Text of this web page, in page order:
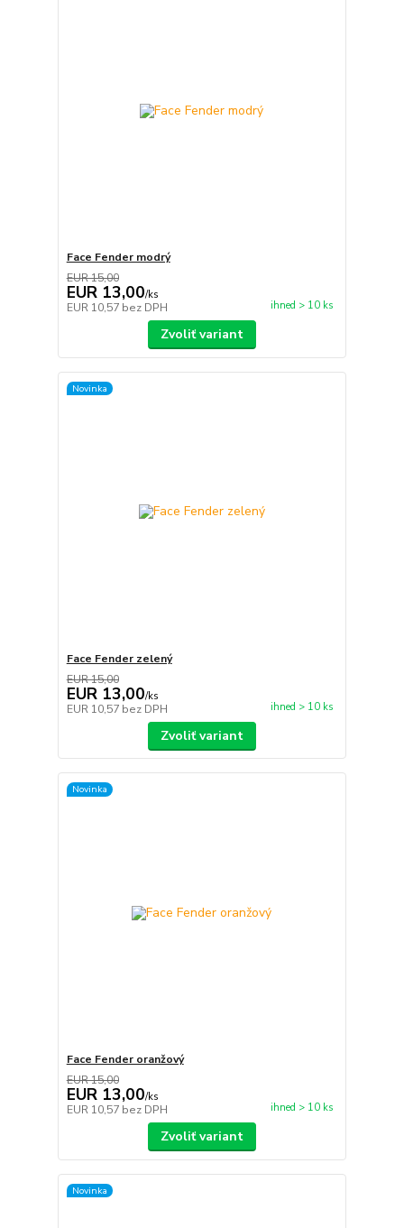
Face Fender modrý
EUR 15,00
EUR 13,00/ks
EUR 10,57 bez DPH ihned > 10 ks
Zvoliť variant
Novinka
Face Fender zelený
EUR 15,00
EUR 13,00/ks
EUR 10,57 bez DPH ihned > 10 ks
Zvoliť variant
Novinka
Face Fender oranžový
EUR 15,00
EUR 13,00/ks
EUR 10,57 bez DPH ihned > 10 ks
Zvoliť variant
Novinka